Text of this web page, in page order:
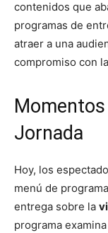
contenidos que
programas de
atraer a una
compromiso con
Jornada
Hoy, los
menú de
entrega sobre la
programa